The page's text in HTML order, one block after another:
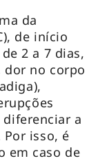
da
de início
2 a 7 dias,
dor no corpo
a
isso, é
em caso de